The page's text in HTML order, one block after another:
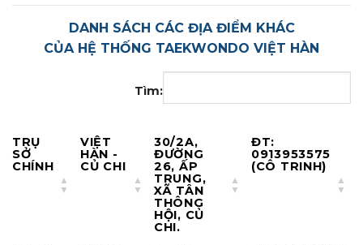
DANH SÁCH CÁC ĐỊA ĐIỂM KHÁC
CỦA HỆ THỐNG TAEKWONDO VIỆT HÀN
Tìm:
TRỤ
SỞ
CHÍNH
VIỆT
HÀN -
CỦ CHI
30/2A,
ĐƯỜNG
26, ẤP
TRUNG,
XÃ TÂN
THÔNG
HỘI, CỦ
CHI.
ĐT:
0913953575
(CÔ TRINH)